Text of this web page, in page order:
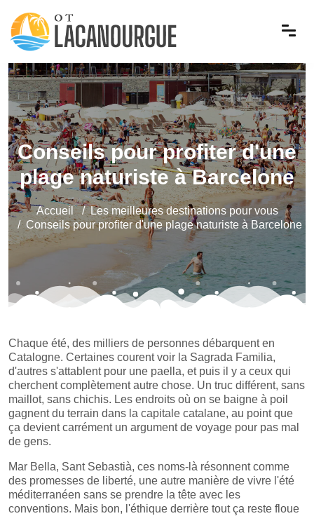
Conseils pour profiter d'une
plage naturiste à Barcelone
Accueil
Les meilleures destinations pour vous
Conseils pour profiter d'une plage naturiste à Barcelone
Chaque été, des milliers de personnes débarquent en
Catalogne. Certaines courent voir la Sagrada Familia,
d'autres s'attablent pour une paella, et puis il y a ceux qui
cherchent complètement autre chose. Un truc différent, sans
maillot, sans chichis. Les endroits où on se baigne à poil
gagnent du terrain dans la capitale catalane, au point que
ça devient carrément un argument de voyage pour pas mal
de gens.
Mar Bella, Sant Sebastià, ces noms-là résonnent comme
des promesses de liberté, une autre manière de vivre l'été
méditerranéen sans se prendre la tête avec les
conventions. Mais bon, l'éthique derrière tout ça reste floue